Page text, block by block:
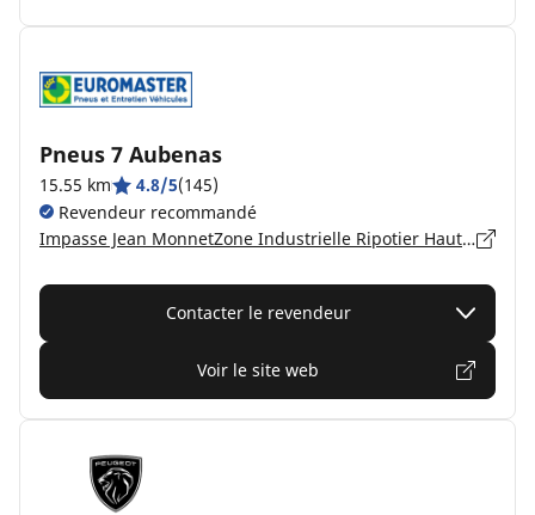
Pneus 7 Aubenas
15.55 km 4.8/5(145)
Revendeur recommandé
Impasse Jean MonnetZone Industrielle Ripotier Haut Zone Industrielle Ripotier Haut, 7200 AUBENAS
Contacter le revendeur
Voir le site web